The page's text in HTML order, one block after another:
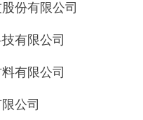
份有限公司
有限公司
有限公司
公司